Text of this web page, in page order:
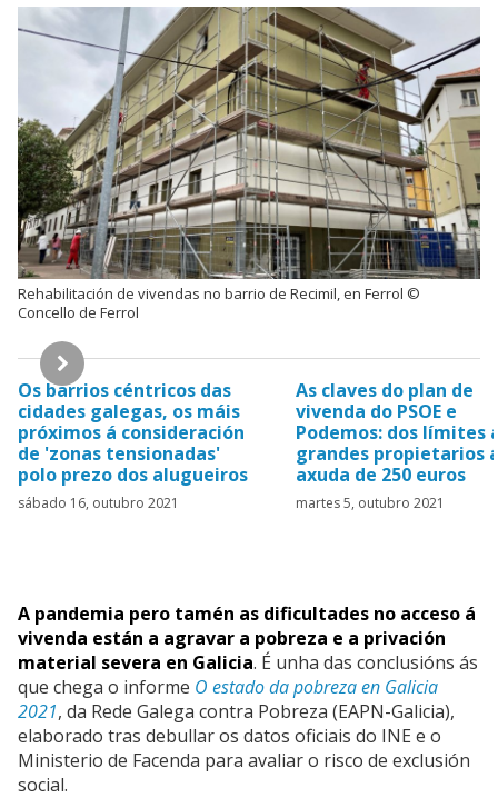
Rehabilitación de vivendas no barrio de Recimil, en Ferrol ©
Concello de Ferrol
Hemeroteca
Os barrios céntricos das
cidades galegas, os máis
próximos á consideración
de 'zonas tensionadas'
polo prezo dos alugueiros
sábado 16, outubro 2021
As claves do plan de
vivenda do PSOE e
Podemos: dos límites
grandes propietarios
axuda de 250 euros
martes 5, outubro 2021
A pandemia pero tamén as dificultades no acceso á
vivenda están a agravar a pobreza e a privación
material severa en Galicia. É unha das conclusións ás
que chega o informe O estado da pobreza en Galicia
2021, da Rede Galega contra Pobreza (EAPN-Galicia),
elaborado tras debullar os datos oficiais do INE e o
Ministerio de Facenda para avaliar o risco de exclusión
social.